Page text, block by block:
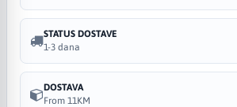
STATUS DOSTAVE
1-3 dana
DOSTAVA
From 11KM